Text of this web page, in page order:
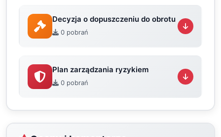
Decyzja o dopuszczeniu do obrotu
0 pobrań
Plan zarządzania ryzykiem
0 pobrań